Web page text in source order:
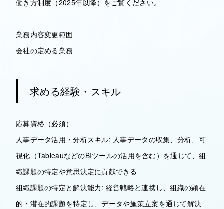
働き方制度（2025年以降）をご覧ください。
業務内容変更範囲
会社の定める業務
求める経験・スキル
応募資格（必須）
人事データ活用・分析スキル: 人事データの収集、分析、可
視化（TableauなどのBIツールの活用を含む）を通じて、組
織課題の特定や意思決定に貢献できる
組織課題の特定と解決能力: 経営戦略と連携し、組織の顕在
的・潜在的課題を特定し、データや施策立案を通じて解決